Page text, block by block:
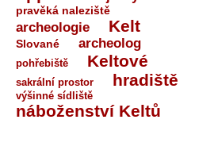
pravěká naleziště
archeologie Kelt
Slované archeolog
pohřebiště Keltové
sakrální prostor hradiště
výšinné sídliště
náboženství Keltů